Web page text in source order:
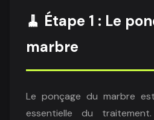
🧹 Étape 1 : Le
marbre
Le ponçage du marbre
essentielle du